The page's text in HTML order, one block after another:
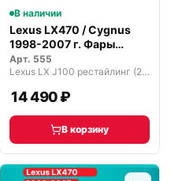
В наличии
Lexus LX470 / Cygnus
1998-2007 г. Фары
комплект
Арт. 555
Lexus LX J100 рестайлинг (2002—2007)
14 490 ₽
В корзину